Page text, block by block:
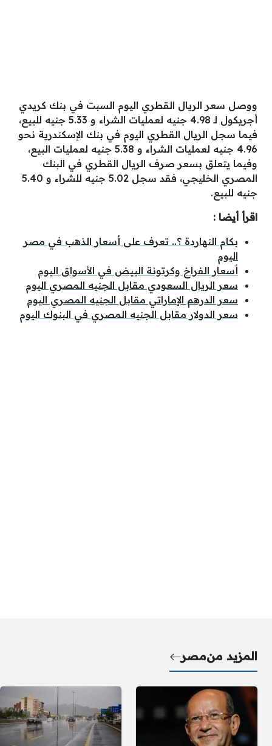
ووصل سعر الريال القطري اليوم السبت في بنك كريدي
أجريكول لـ 4.98 جنيه لعمليات الشراء و 5.33 جنيه للبيع،
فيما سجل الريال القطري اليوم في بنك الإسكندرية نحو
4.96 جنيه لعمليات الشراء و 5.38 جنيه لعمليات البيع،
وفيما يتعلق بسعر صرف الريال القطري في البنك
المصري الخليجي، فقد سجل 5.02 جنيه للشراء و 5.40
جنيه للبيع.
اقرأ أيضا :
بكام النهاردة ؟.. تعرف على أسعار الذهب في مصر
اليوم
أسعار الفراخ وكرتونة البيض في الأسواق اليوم
سعر الريال السعودي مقابل الجنيه المصري اليوم
سعر الدرهم الإماراتي مقابل الجنيه المصري اليوم
سعر الدولار مقابل الجنيه المصري في البنوك اليوم
المزيد منمصر